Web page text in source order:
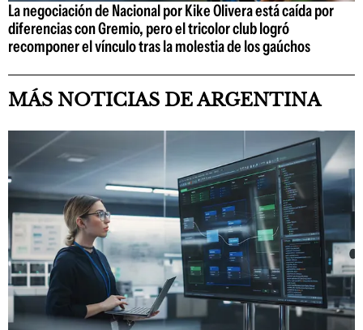
La negociación de Nacional por Kike Olivera está caída por
diferencias con Gremio, pero el tricolor club logró
recomponer el vínculo tras la molestia de los gaúchos
MÁS NOTICIAS DE ARGENTINA